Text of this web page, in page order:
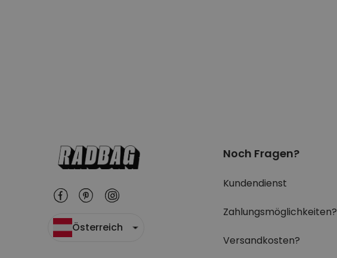
Österreich
Noch Fragen?
Kundendienst
Zahlungsmöglichkeiten?
Versandkosten?